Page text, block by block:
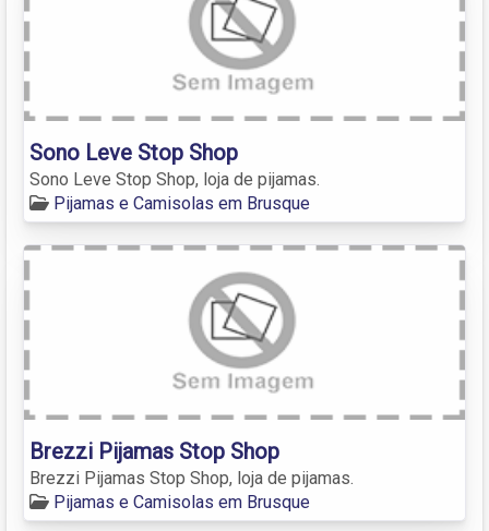
Sono Leve Stop Shop
Sono Leve Stop Shop, loja de pijamas.
Pijamas e Camisolas em Brusque
Brezzi Pijamas Stop Shop
Brezzi Pijamas Stop Shop, loja de pijamas.
Pijamas e Camisolas em Brusque